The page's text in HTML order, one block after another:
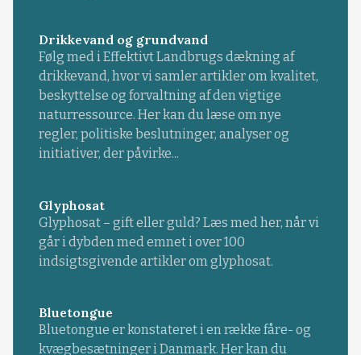
Drikkevand og grundvand
Følg med i Effektivt Landbrugs dækning af
drikkevand, hvor vi samler artikler om kvalitet,
beskyttelse og forvaltning af den vigtige
naturressource. Her kan du læse om nye
regler, politiske beslutninger, analyser og
initiativer, der påvirke...
Glyphosat
Glyphosat – gift eller guld? Læs med her, når vi
går i dybden med emnet i over 100
indsigtsgivende artikler om glyphosat.
Bluetongue
Bluetongue er konstateret i en række fåre- og
kvægbesætninger i Danmark. Her kan du